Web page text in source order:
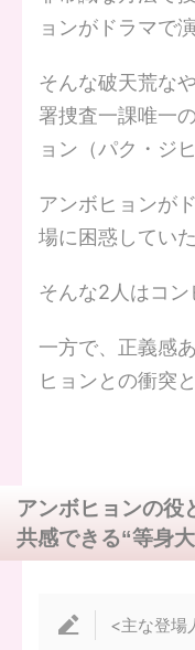
ョンがドラマで
そんな破天荒な
署捜査一課唯一
ョン（パク・ジ
アンボヒョンが
場に困惑してい
そんな2人はコン
一方で、正義感
ヒョンとの衝突
アンボヒョンの役
共感できる“等身
<主な登場